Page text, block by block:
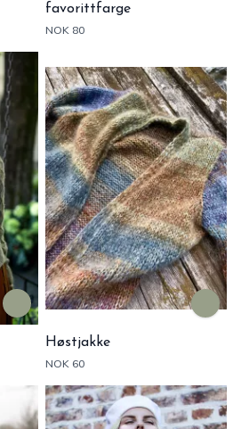
favorittfarge
NOK 80
Høstjakke
NOK 60